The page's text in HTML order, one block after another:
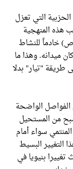
التي تعزل
هذه المنهجية
خادماً للنشاط
ميدانه. وهذا ما
"تيار" بدلا
الفواصل الواضحة
من المستحيل
سواء أمام
التغيير البسيط
بنيويا في